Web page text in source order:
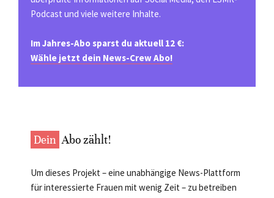
Podcast und viele weitere Inhalte.
Im Jahres-Abo sparst du aktuell 12 €:
Wähle jetzt dein News-Crew Abo!
Dein Abo zählt!
Um dieses Projekt – eine unabhängige News-Plattform
für interessierte Frauen mit wenig Zeit – zu betreiben